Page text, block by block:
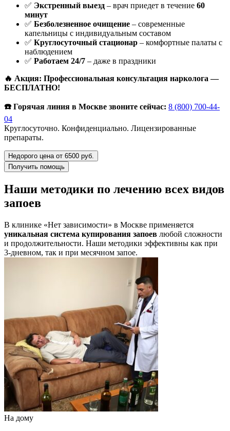
✅ Экстренный выезд – врач приедет в течение 60
минут
✅ Безболезненное очищение – современные
капельницы с индивидуальным составом
✅ Круглосуточный стационар – комфортные палаты с
наблюдением
✅ Работаем 24/7 – даже в праздники
🔥 Акция: Профессиональная консультация нарколога —
БЕСПЛАТНО!
☎️ Горячая линия в Москве звоните сейчас: 8 (800) 700-44-
04
Круглосуточно. Конфиденциально. Лицензированные
препараты.
Недорого цена от 6500 руб.
Получить помощь
Наши методики по лечению всех видов
запоев
В клинике «Нет зависимости» в Москве применяется
уникальная система купирования запоев любой сложности
и продолжительности. Наши методики эффективны как при
3-дневном, так и при месячном запое.
На дому